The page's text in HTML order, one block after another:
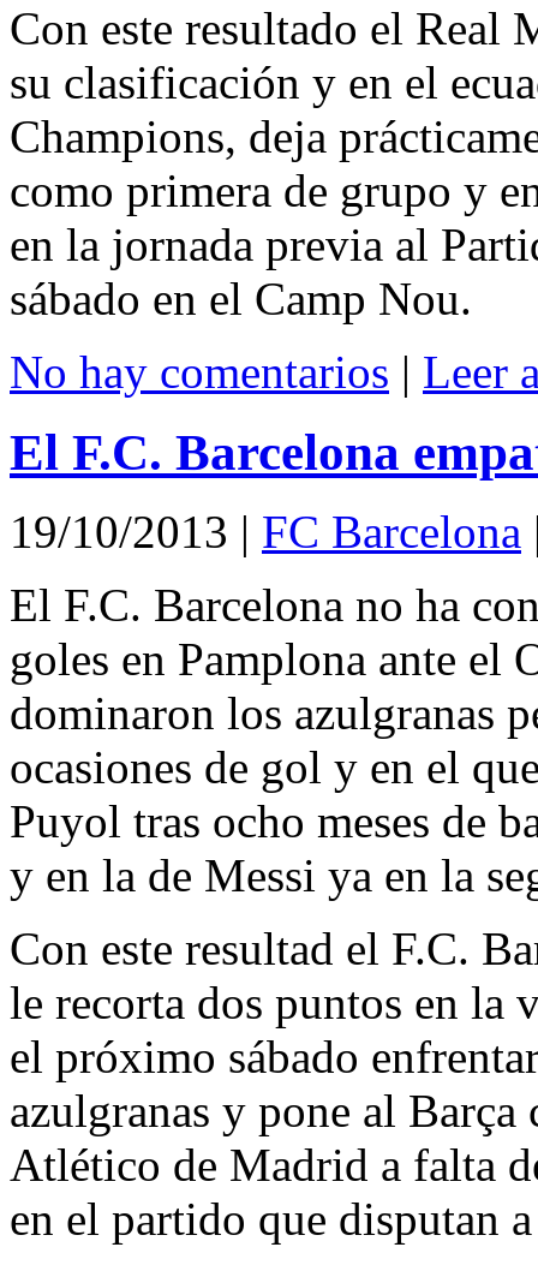
Con este resultado el Real
su clasificación y en el
Champions, deja
como primera de grupo y
en la jornada previa al
sábado en el Camp Nou.
No hay comentarios | Leer
El F.C. Barcelona
19/10/2013 | FC Barcelona
El F.C. Barcelona no ha
goles en Pamplona ante el
dominaron los azulgranas
ocasiones de gol y en el
Puyol tras ocho meses de
y en la de Messi ya en la
Con este resultad el F.C.
le recorta dos puntos en la
el próximo sábado
azulgranas y pone al
Atlético de Madrid a falta
en el partido que disputan